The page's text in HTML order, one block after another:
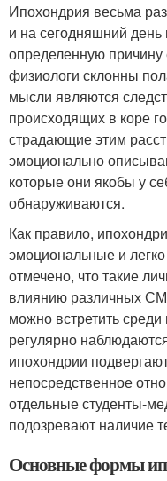
Ипохондрия весьма
и на сегодняшний день
определенную
физиологи склонны
мысли являются
происходящих в коре
страдающие этим
эмоционально
которые они якобы у
обнаруживаются.
Как правило,
эмоциональные и
отмечено, что такие
влиянию различных
можно встретить
регулярно
ипохондрии
непосредственное
отдельные студенты-
подозревают наличие
Основные формы